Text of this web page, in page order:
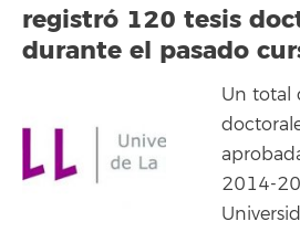
registró 120 tesis
durante el pasado
Un total
2014-